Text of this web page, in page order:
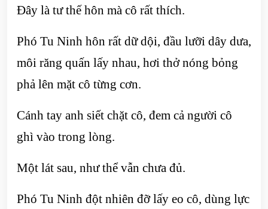
Đây là tư thế hôn mà cô rất thích.
Phó Tu Ninh hôn rất dữ dội, đầu lưỡi dây dưa,
môi răng quấn lấy nhau, hơi thở nóng bỏng
phả lên mặt cô từng cơn.
Cánh tay anh siết chặt cô, đem cả người cô
ghì vào trong lòng.
Một lát sau, như thể vẫn chưa đủ.
Phó Tu Ninh đột nhiên đỡ lấy eo cô, dùng lực